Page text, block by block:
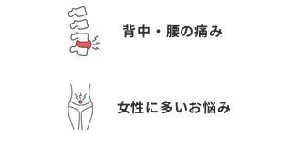
背中・腰の痛み
女性に多いお悩み